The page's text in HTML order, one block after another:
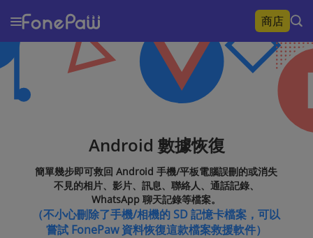
商店
Android 數據恢復
簡單幾步即可救回 Android 手機/平板電腦誤刪的或消失
不見的相片、影片、訊息、聯絡人、通話記錄、
WhatsApp 聊天記錄等檔案。
（不小心刪除了手機/相機的 SD 記憶卡檔案，可以
嘗試 FonePaw 資料恢復這款檔案救援軟件）